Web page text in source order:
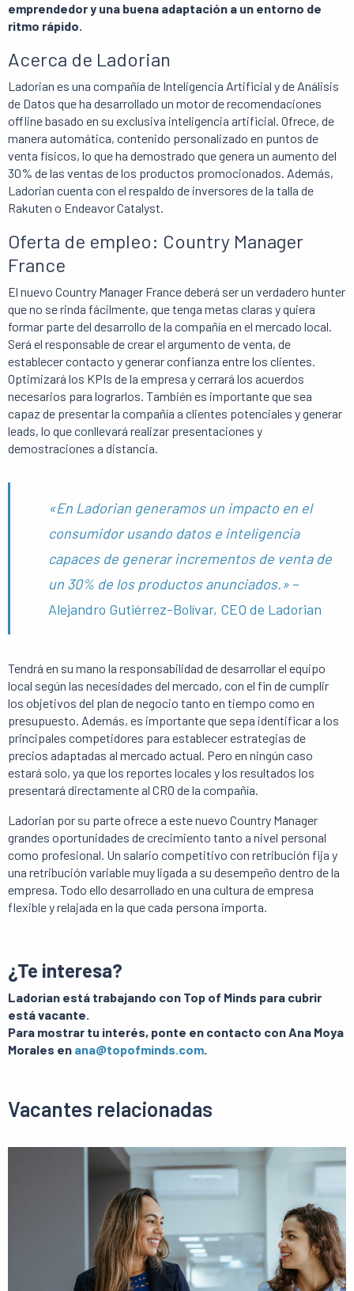
emprendedor y una buena adaptación a un entorno de
ritmo rápido.
Acerca de Ladorian
Ladorian es una compañía de Inteligencia Artificial y de Análisis
de Datos que ha desarrollado un motor de recomendaciones
offline basado en su exclusiva inteligencia artificial. Ofrece, de
manera automática, contenido personalizado en puntos de
venta físicos, lo que ha demostrado que genera un aumento del
30% de las ventas de los productos promocionados. Además,
Ladorian cuenta con el respaldo de inversores de la talla de
Rakuten o Endeavor Catalyst.
Oferta de empleo: Country Manager
France
El nuevo Country Manager France deberá ser un verdadero hunter
que no se rinda fácilmente, que tenga metas claras y quiera
formar parte del desarrollo de la compañía en el mercado local.
Será el responsable de crear el argumento de venta, de
establecer contacto y generar confianza entre los clientes.
Optimizará los KPIs de la empresa y cerrará los acuerdos
necesarios para lograrlos. También es importante que sea
capaz de presentar la compañía a clientes potenciales y generar
leads, lo que conllevará realizar presentaciones y
demostraciones a distancia.
«En Ladorian generamos un impacto en el
consumidor usando datos e inteligencia
capaces de generar incrementos de venta de
un 30% de los productos anunciados.» –
Alejandro Gutiérrez-Bolívar, CEO de Ladorian
Tendrá en su mano la responsabilidad de desarrollar el equipo
local según las necesidades del mercado, con el fin de cumplir
los objetivos del plan de negocio tanto en tiempo como en
presupuesto. Además, es importante que sepa identificar a los
principales competidores para establecer estrategias de
precios adaptadas al mercado actual. Pero en ningún caso
estará solo, ya que los reportes locales y los resultados los
presentará directamente al CRO de la compañía.
Ladorian por su parte ofrece a este nuevo Country Manager
grandes oportunidades de crecimiento tanto a nivel personal
como profesional. Un salario competitivo con retribución fija y
una retribución variable muy ligada a su desempeño dentro de la
empresa. Todo ello desarrollado en una cultura de empresa
flexible y relajada en la que cada persona importa.
¿Te interesa?
Ladorian está trabajando con Top of Minds para cubrir
está vacante.
Para mostrar tu interés, ponte en contacto con Ana Moya
Morales en ana@topofminds.com
Vacantes relacionadas